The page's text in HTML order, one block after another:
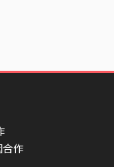
倒下uh～
的價值
決定
合作